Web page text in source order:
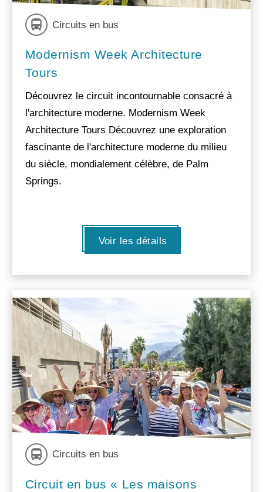
Circuits en bus
Modernism Week Architecture
Tours
Découvrez le circuit incontournable consacré à
l'architecture moderne. Modernism Week
Architecture Tours Découvrez une exploration
fascinante de l'architecture moderne du milieu
du siècle, mondialement célèbre, de Palm
Springs.
Voir les détails
Circuits en bus
Circuit en bus « Les maisons